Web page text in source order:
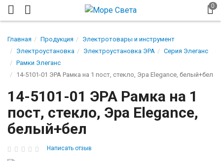
Главная Продукция
Электротовары и инструмент
Электроустановка
Электроустановка ЭРА
Серия Элеганс
Рамки Элеганс
14-5101-01 ЭРА Рамка на 1 пост, стекло, Эра Elegance, белый+бел
14-5101-01 ЭРА Рамка на 1
пост, стекло, Эра Elegance,
белый+бел
Написать отзыв